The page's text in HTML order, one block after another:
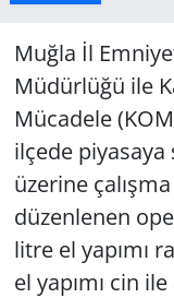
Muğla İl
Müdürlüğü ile
Mücadele
ilçede
üzerine
düzenlenen
litre el yapımı
el yapımı cin
Politika
Uşak